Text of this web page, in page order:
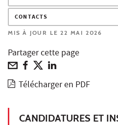
CONTACTS
MIS À JOUR LE 22 MAI 2026
Partager cette page
Télécharger en PDF
CANDIDATURES ET